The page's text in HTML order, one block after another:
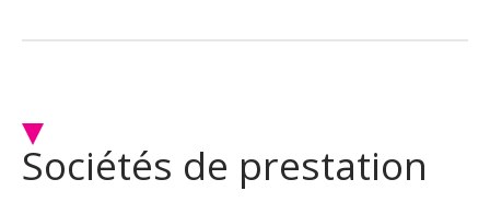
Sociétés de prestation